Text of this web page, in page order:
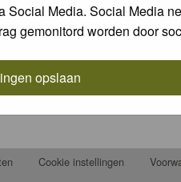
Media. Social Media
gemonitord worden door
opslaan
Cookie instellingen